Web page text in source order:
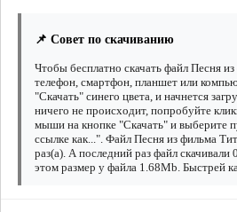
📌 Совет по скачиванию
Чтобы бесплатно скачать файл Песня
телефон, смартфон, планшет или
"Скачать" синего цвета, и начнется
ничего не происходит, попробуйте
мыши на кнопке "Скачать" и выберите
ссылке как...". Файл Песня из фильма
раз(а). А последний раз файл
этом размер у файла 1.68Mb. Быстрей